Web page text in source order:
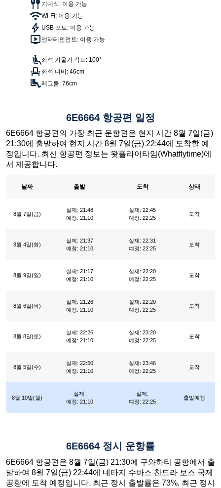
기내식: 이용 가능
Wi-Fi: 이용 가능
USB 포트: 이용 가능
엔터테인먼트: 이용 가능
좌석 기울기 각도: 100°
좌석 너비: 46cm
레그룸: 76cm
6E6664 항공편 일정
6E6664 항공편의 가장 최근 운항편은 현지 시간 8월 7일(금)
21:30에 출발하여 현지 시간 8월 7일(금) 22:44에 도착할 예
정입니다. 최신 항공편 정보는 왓플라이타임(Whatflytime)에
서 제공합니다.
날짜 출발 도착 상태
8월 7일(금)
실제: 21:48
예정: 21:10
실제: 22:45
예정: 22:25
도착
8월 4일(화)
실제: 21:37
예정: 21:10
실제: 22:31
예정: 22:25
도착
8월 9일(일)
실제: 21:17
예정: 21:10
실제: 22:20
예정: 22:25
도착
8월 6일(목)
실제: 21:26
예정: 21:10
실제: 22:20
예정: 22:25
도착
8월 8일(토)
실제: 22:26
예정: 21:10
실제: 23:20
예정: 22:25
도착
8월 5일(수)
실제: 22:50
예정: 21:10
실제: 23:46
예정: 22:25
도착
8월 10일(월)
실제:
예정: 21:10
실제:
예정: 22:25
출발예정
6E6664 정시 운항률
6E6664 항공편은 8월 7일(금) 21:30에 구와하티 공항에서 출
발하여 8월 7일(금) 22:44에 네타지 수바스 찬드라 보스 국제
공항에 도착 예정입니다. 최근 정시 출발률은 73%, 최근 정시